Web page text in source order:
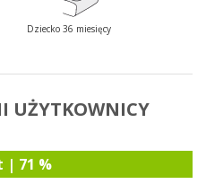
Dziecko 36 miesięcy
UŻYTKOWNICY
| 71 %